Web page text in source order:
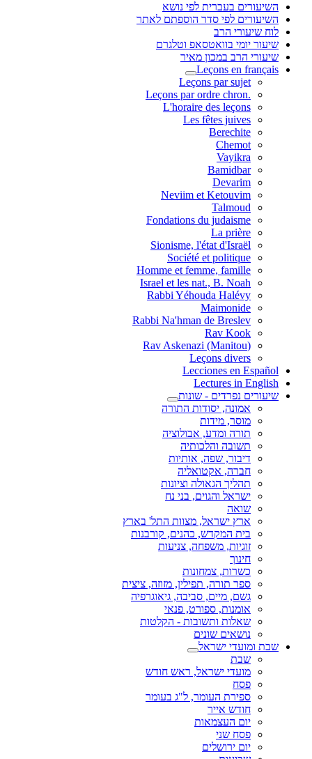
השיעורים בעברית לפי נושא
השיעורים לפי סדר הוספתם לאתר
לוח שיעורי הרב
שיעור יומי בוואטסאפ וטלגרם
שיעורי הרב במכון מאיר
Leçons en français
Leçons par sujet
.Leçons par ordre chron
L'horaire des leçons
Les fêtes juives
Berechite
Chemot
Vayikra
Bamidbar
Devarim
Neviim et Ketouvim
Talmoud
Fondations du judaisme
La prière
Sionisme, l'état d'Israël
Société et politique
Homme et femme, famille
Israel et les nat., B. Noah
Rabbi Yéhouda Halévy
Maimonide
Rabbi Na'hman de Breslev
Rav Kook
(Rav Askenazi (Manitou
Leçons divers
Lecciones en Español
Lectures in English
שיעורים נפרדים - שונות
אמונה, יסודות התורה
מוסר, מידות
תורה ומדע, אבולוציה
תשובה והלכותיה
דיבור, שפה, אותיות
חברה, אקטואליה
תהליך הגאולה וציונות
ישראל והגוים, בני נח
שואה
ארץ ישראל, מצוות התל' בארץ
בית המקדש, כהנים, קורבנות
זוגיות, משפחה, צניעות
חינוך
כשרות, צמחונות
ספר תורה, תפילין, מזוזה, ציצית
גשם, מיים, סביבה, גיאוגרפיה
אומנות, ספורט, פנאי
שאלות ותשובות - הקלטות
נושאים שונים
שבת ומועדי ישראל
שבת
מועדי ישראל, ראש חודש
פסח
ספירת העומר, ל"ג בעומר
חודש אייר
יום העצמאות
פסח שני
יום ירושלים